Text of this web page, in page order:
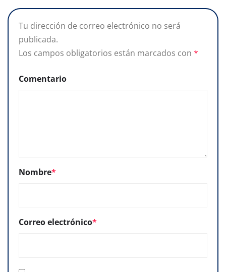
Tu dirección de correo electrónico no será
publicada.
Los campos obligatorios están marcados con *
Comentario
Nombre*
Correo electrónico*